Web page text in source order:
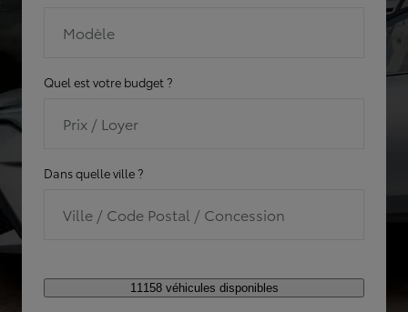
Modèle
Quel est votre budget ?
Prix / Loyer
Dans quelle ville ?
Ville / Code Postal / Concession
11158 véhicules disponibles